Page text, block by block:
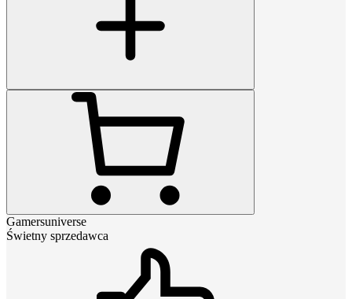
Gamersuniverse
Świetny sprzedawca